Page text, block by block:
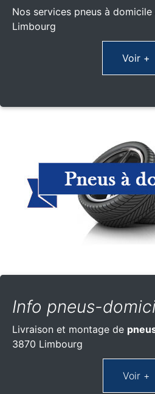
Nos services pneus à
Limbourg
Voir +
Info pneus-
Livraison et montage de
3870 Limbourg